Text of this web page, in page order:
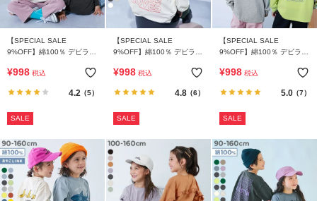
【SPECIAL SALE
9%OFF】綿100％ デビラボ
リント袖リブ 長袖Tシャツ
¥998 税込
4.2 （5）
SALE
【SPECIAL SALE
9%OFF】綿100％ デビラボ
リブ 長袖Tシャツ
¥998 税込
4.8（6）
SALE
【SPECIAL SALE
9%OFF】綿100％ デビラボ
リブ 長袖Tシャツ
¥998 税込
5.0（7）
SALE